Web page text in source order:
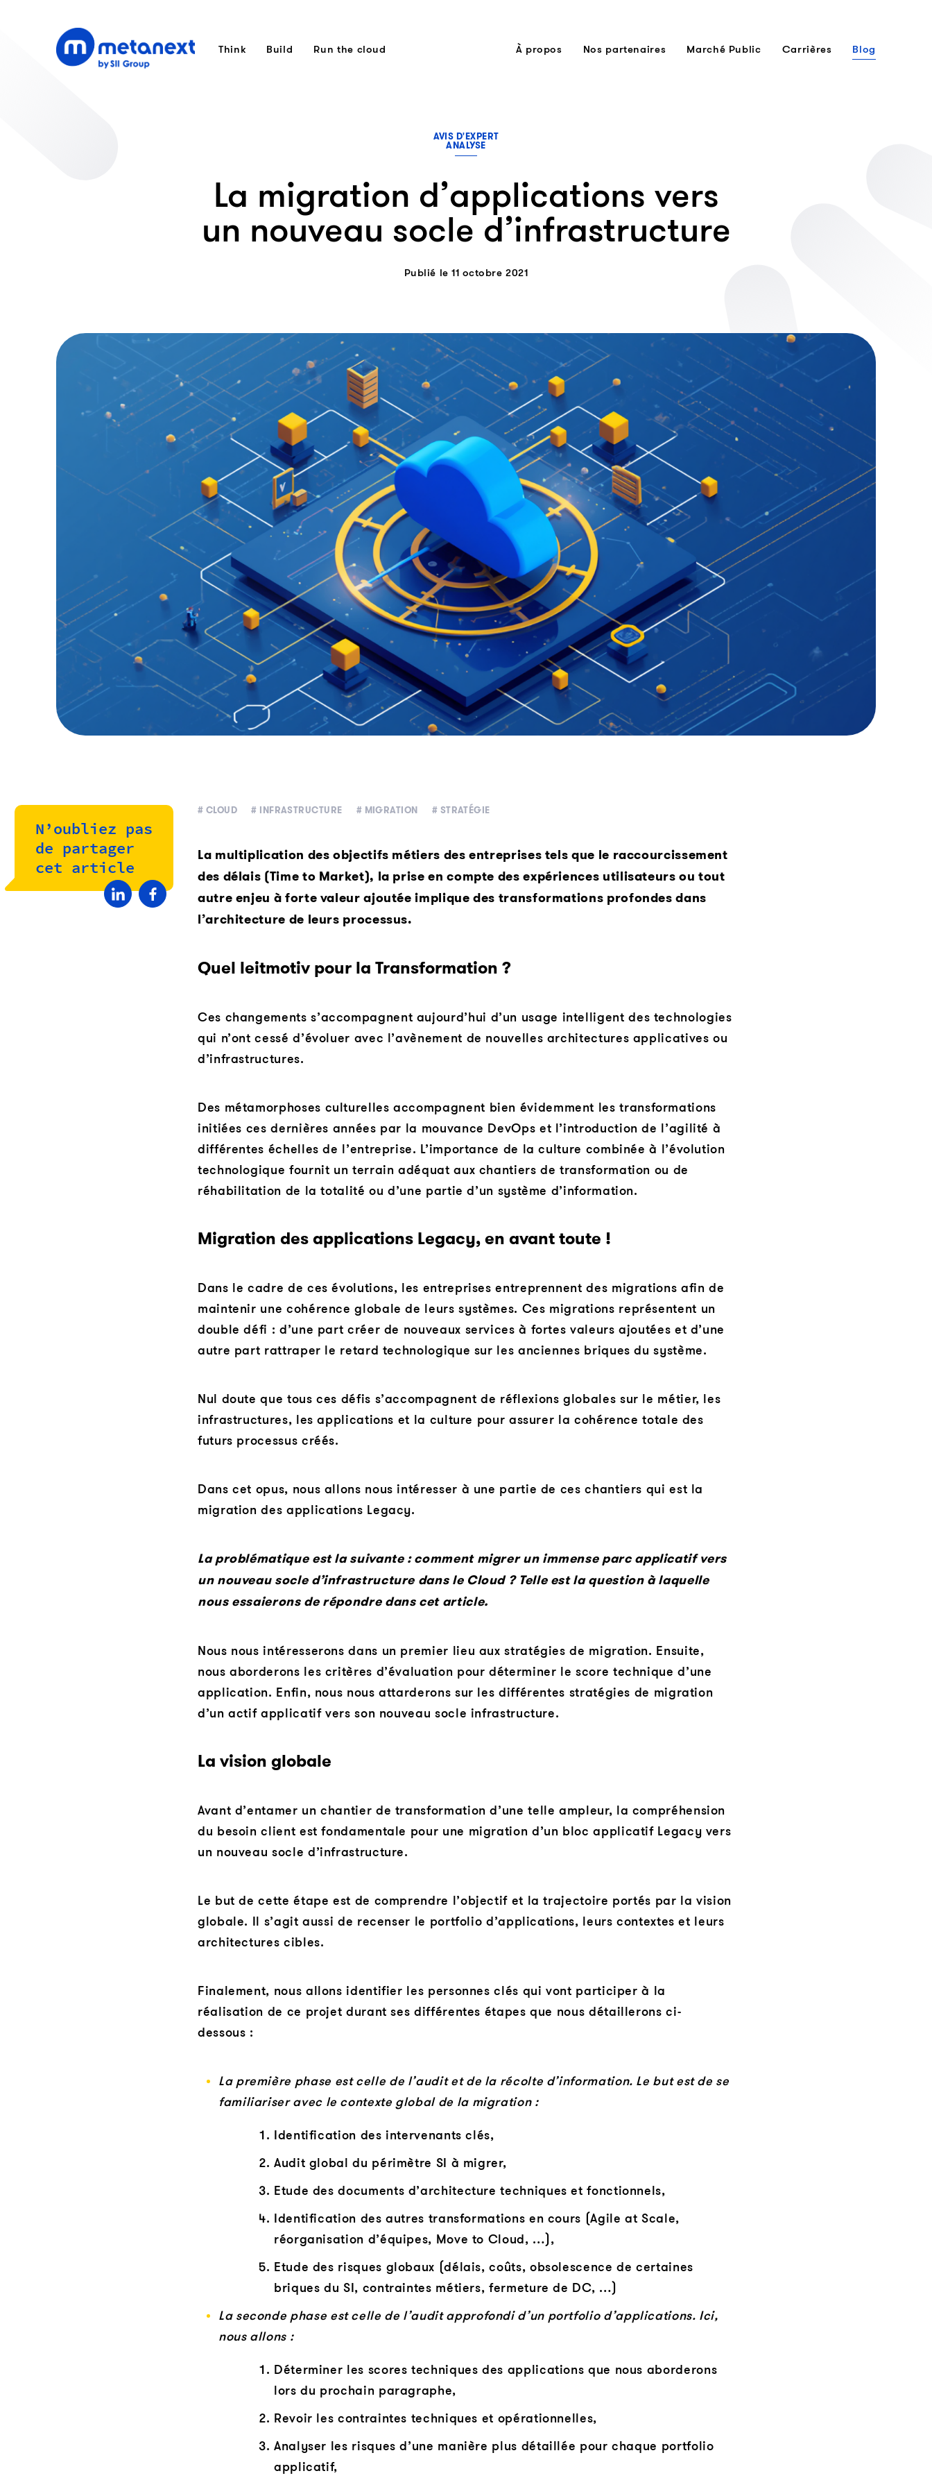
Think Build Run the cloud À propos Nos partenaires Marché Public Carrières Blog
AVIS D'EXPERT
ANALYSE
La migration d’applications vers
un nouveau socle d’infrastructure
Publié le 11 octobre 2021
# CLOUD # INFRASTRUCTURE # MIGRATION # STRATÉGIE
N’oubliez pas
de partager
cet article
La multiplication des objectifs métiers des entreprises tels que le raccourcissement
des délais (Time to Market), la prise en compte des expériences utilisateurs ou tout
autre enjeu à forte valeur ajoutée implique des transformations profondes dans
l’architecture de leurs processus.
Quel leitmotiv pour la Transformation ?
Ces changements s’accompagnent aujourd’hui d’un usage intelligent des technologies
qui n’ont cessé d’évoluer avec l’avènement de nouvelles architectures applicatives ou
d’infrastructures.
Des métamorphoses culturelles accompagnent bien évidemment les transformations
initiées ces dernières années par la mouvance DevOps et l’introduction de l’agilité à
différentes échelles de l’entreprise. L’importance de la culture combinée à l’évolution
technologique fournit un terrain adéquat aux chantiers de transformation ou de
réhabilitation de la totalité ou d’une partie d’un système d’information.
Migration des applications Legacy, en avant toute !
Dans le cadre de ces évolutions, les entreprises entreprennent des migrations afin de
maintenir une cohérence globale de leurs systèmes. Ces migrations représentent un
double défi : d’une part créer de nouveaux services à fortes valeurs ajoutées et d’une
autre part rattraper le retard technologique sur les anciennes briques du système.
Nul doute que tous ces défis s’accompagnent de réflexions globales sur le métier, les
infrastructures, les applications et la culture pour assurer la cohérence totale des
futurs processus créés.
Dans cet opus, nous allons nous intéresser à une partie de ces chantiers qui est la
migration des applications Legacy.
La problématique est la suivante : comment migrer un immense parc applicatif vers
un nouveau socle d’infrastructure dans le Cloud ? Telle est la question à laquelle
nous essaierons de répondre dans cet article.
Nous nous intéresserons dans un premier lieu aux stratégies de migration. Ensuite,
nous aborderons les critères d’évaluation pour déterminer le score technique d’une
application. Enfin, nous nous attarderons sur les différentes stratégies de migration
d’un actif applicatif vers son nouveau socle infrastructure.
La vision globale
Avant d’entamer un chantier de transformation d’une telle ampleur, la compréhension
du besoin client est fondamentale pour une migration d’un bloc applicatif Legacy vers
un nouveau socle d’infrastructure.
Le but de cette étape est de comprendre l’objectif et la trajectoire portés par la vision
globale. Il s’agit aussi de recenser le portfolio d’applications, leurs contextes et leurs
architectures cibles.
Finalement, nous allons identifier les personnes clés qui vont participer à la
réalisation de ce projet durant ses différentes étapes que nous détaillerons ci-
dessous :
La première phase est celle de l’audit et de la récolte d’information. Le but est de se
familiariser avec le contexte global de la migration :
Identification des intervenants clés,
Audit global du périmètre SI à migrer,
Etude des documents d’architecture techniques et fonctionnels,
Identification des autres transformations en cours (Agile at Scale,
réorganisation d’équipes, Move to Cloud, …),
Etude des risques globaux (délais, coûts, obsolescence de certaines
briques du SI, contraintes métiers, fermeture de DC, …)
La seconde phase est celle de l’audit approfondi d’un portfolio d’applications. Ici,
nous allons :
Déterminer les scores techniques des applications que nous aborderons
lors du prochain paragraphe,
Revoir les contraintes techniques et opérationnelles,
Analyser les risques d’une manière plus détaillée pour chaque portfolio
applicatif,